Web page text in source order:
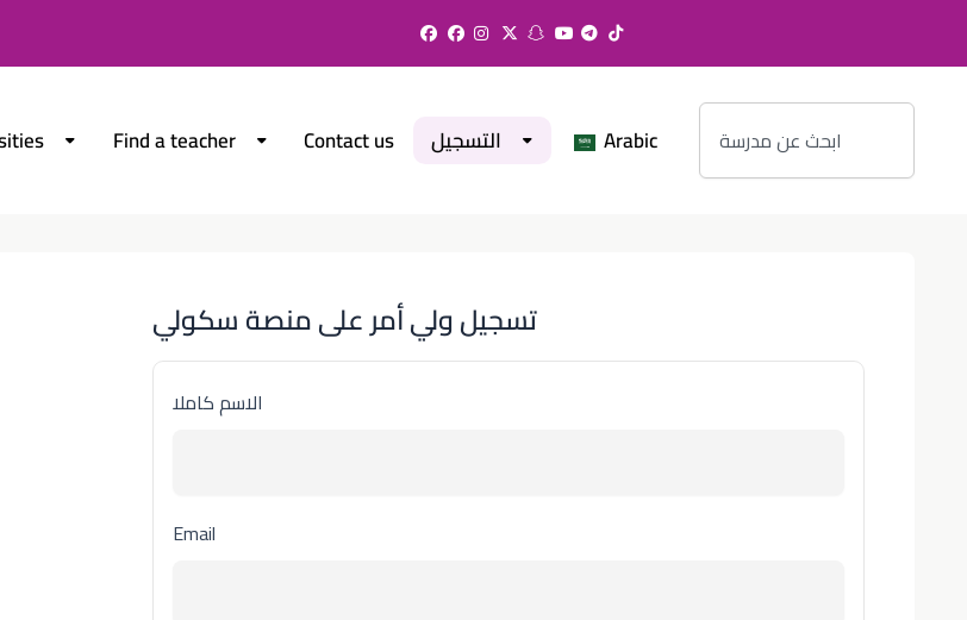
Find a teacher Contact us التسجيل Arabic
Search
تسجيل ولي أمر على منصة سكولي
الاسم كاملا
Email